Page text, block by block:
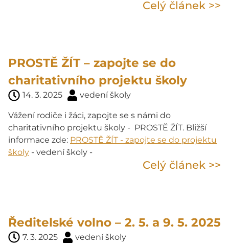
Celý článek >>
PROSTĚ ŽÍT – zapojte se do
charitativního projektu školy
14. 3. 2025 vedení školy
Vážení rodiče i žáci, zapojte se s námi do
charitativního projektu školy - PROSTĚ ŽÍT. Bližší
informace zde: PROSTĚ ŽÍT - zapojte se do projektu
školy - vedení školy -
Celý článek >>
Ředitelské volno – 2. 5. a 9. 5. 2025
7. 3. 2025 vedení školy